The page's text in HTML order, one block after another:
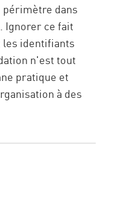
dans
Ignorer ce fait
identifiants
n'est tout
pratique et
à des